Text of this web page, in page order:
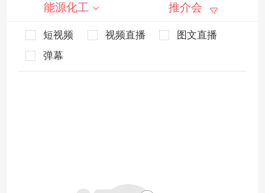
能源化工 推介会
短视频 视频直播
图文直播
弹幕